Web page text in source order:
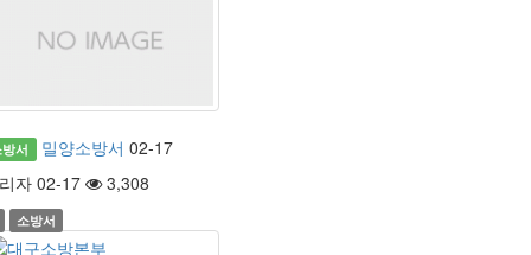
서 밀양소방서 02-17
자 02-17
3,308
소방서